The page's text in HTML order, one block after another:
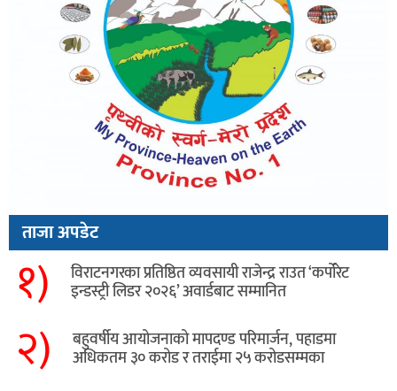
ताजा अपडेट
१) विराटनगरका प्रतिष्ठित व्यवसायी राजेन्द्र राउत ‘कर्पोरेट
इन्डस्ट्री लिडर २०२६’ अवार्डबाट सम्मानित
२) बहुवर्षीय आयोजनाको मापदण्ड परिमार्जन, पहाडमा
अधिकतम ३० करोड र तराईमा २५ करोडसम्मका